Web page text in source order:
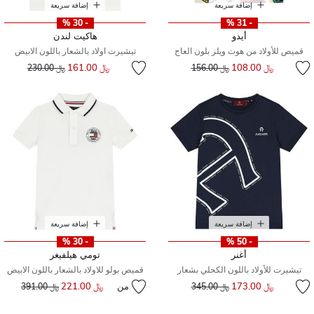
إضافة سريعة
- 31 %
أيدو
قميص للأولاد من هوت ويلز بلون العاج
﷼ 108.00 سعر مخفض من﷼ 156.00
إضافة سريعة
- 30 %
هاكيت لندن
تيشيرت اولاد بالشعار باللون الابيض
﷼ 161.00 سعر مخفض من
﷼ 230.00 إلى
إضافة سريعة
- 50 %
أغنر
تيشيرت للأولاد باللون الكحلي بشعار
﷼ 173.00 سعر مخفض من﷼ 345.00
إضافة سريعة
- 30 %
تومي هيلفيغر
قميص بولو للاولاد بالشعار باللون الابيض
من ﷼ 221.00 سعر مخفض من
﷼ 391.00 إلى